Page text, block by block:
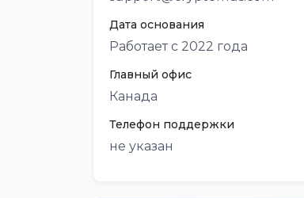
Дата основания
Работает с 2022 года
Главный офис
Канада
Телефон поддержки
не указан